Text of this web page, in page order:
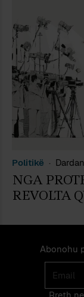
Politikë
NGA
REVOLTA
Abonohu
Email